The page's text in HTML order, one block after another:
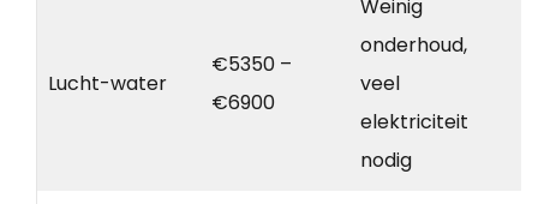
Lucht-water
€5350 –
€6900
Weinig
onderhoud,
veel
elektriciteit
nodig